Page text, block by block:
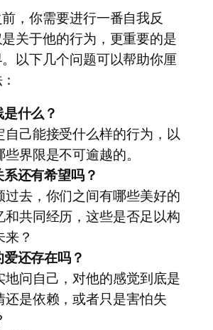
，你需要进行一番自我反
关于他的行为，更重要的是
以下几个问题可以帮助你厘
什么？
自己能接受什么样的行为，以
些界限是不可逾越的。
还有希望吗？
过去，你们之间有哪些美好的
和共同经历，这些是否足以构
来？
还存在吗？
地问自己，对他的感觉到底是
还是依赖，或者只是害怕失